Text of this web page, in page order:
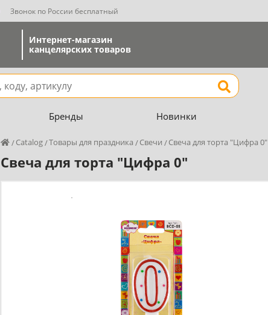
Звонок по России бесплатный
Интернет-магазин
канцелярских товаров
Найти
Бренды Новинки
Catalog Товары для праздника Свечи Свеча для торта "Цифра 0"
Свеча для торта "Цифра 0"